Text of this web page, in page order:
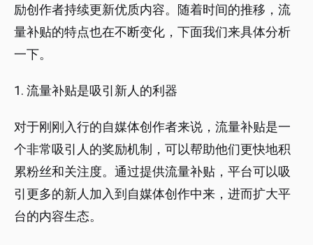
励创作者持续更新优质内容。随着时间的推移，流
量补贴的特点也在不断变化，下面我们来具体分析
一下。
1. 流量补贴是吸引新人的利器
对于刚刚入行的自媒体创作者来说，流量补贴是一
个非常吸引人的奖励机制，可以帮助他们更快地积
累粉丝和关注度。通过提供流量补贴，平台可以吸
引更多的新人加入到自媒体创作中来，进而扩大平
台的内容生态。